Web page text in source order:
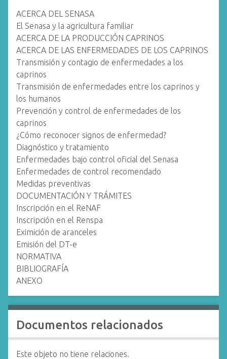
ACERCA DEL SENASA
El Senasa y la agricultura familiar
ACERCA DE LA PRODUCCIÓN CAPRINOS
ACERCA DE LAS ENFERMEDADES DE LOS CAPRINOS
Transmisión y contagio de enfermedades a los
caprinos
Transmisión de enfermedades entre los caprinos y
los humanos
Prevención y control de enfermedades de los
caprinos
¿Cómo reconocer signos de enfermedad?
Diagnóstico y tratamiento
Enfermedades bajo control oficial del Senasa
Enfermedades de control recomendado
Medidas preventivas
DOCUMENTACIÓN Y TRÁMITES
Inscripción en el ReNAF
Inscripción en el Renspa
Eximición de aranceles
Emisión del DT-e
NORMATIVA
BIBLIOGRAFÍA
ANEXO
Documentos relacionados
Este objeto no tiene relaciones.